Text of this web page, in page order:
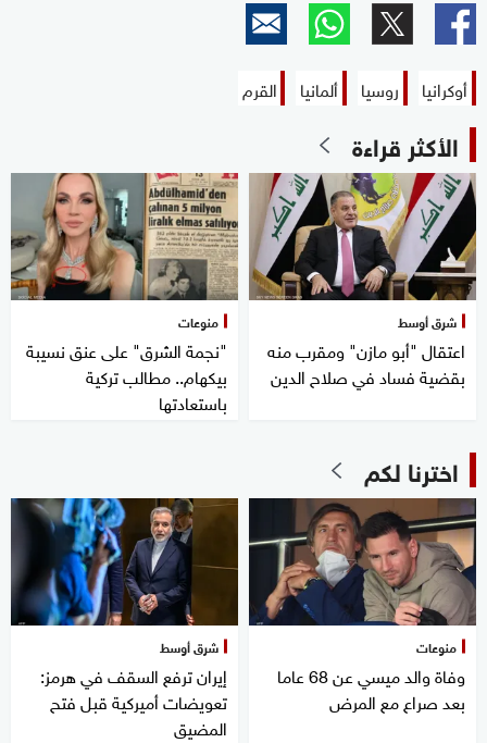
أوكرانيا روسيا ألمانيا القرم
الأكثر قراءة
شرق أوسط
اعتقال "أبو مازن" ومقرب منه
بقضية فساد في صلاح الدين
منوعات
"نجمة الشرق" على عنق نسيبة
بيكهام.. مطالب تركية
باستعادتها
اخترنا لكم
منوعات
وفاة والد ميسي عن 68 عاما
بعد صراع مع المرض
شرق أوسط
إيران ترفع السقف في هرمز:
تعويضات أميركية قبل فتح
المضيق